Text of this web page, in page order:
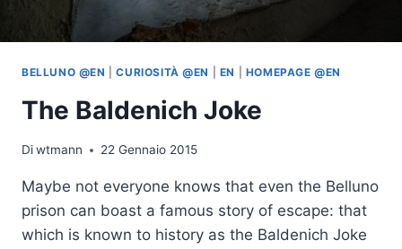
BELLUNO @EN |CURIOSITÀ @EN EN HOMEPAGE @EN
The Baldenich Joke
Diwtmann 22 Gennaio 2015
Maybe not everyone knows that even the Belluno
prison can boast a famous story of escape: that
which is known to history as the Baldenich Joke